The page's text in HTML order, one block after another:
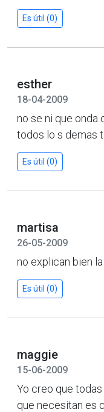
Es útil (0)
esther
18-04-2009
no se ni que onda
todos lo s demas
Es útil (0)
martisa
26-05-2009
no explican bien
Es útil (0)
maggie
15-06-2009
Yo creo que
que necesitan es